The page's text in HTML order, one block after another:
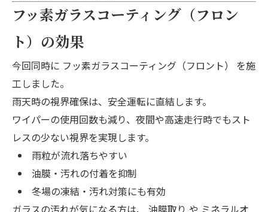
フッ素ガラスコーティング（フロン
ト）の効果
今回同時に フッ素ガラスコーティング（フロント） を施
工しました。
雨天時の視界確保は、安全運転に直結します。
ワイパーの使用回数も減り、夜間や高速走行時でもスト
レスの少ない視界を実現します。
雨粒が流れ落ちやすい
油膜・汚れの付着を抑制
冬場の凍結・汚れ対策にも有効
ガラスの汚れが気になる方は、 油膜取り や ミネラルオ